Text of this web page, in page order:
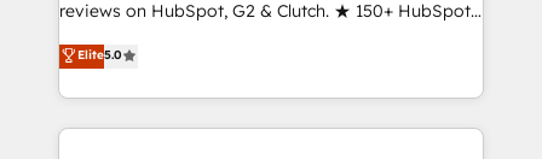
reviews on HubSpot, G2 & Clutch. ★ 150+ HubSpot
Certified Experts & Trainers across the team ★
1,500+ implementations across five continents ★ AI-
First, RevOps-led, Onboarding obsessed ★
Company of the Year 2024/25 INSIDEA helps
Elite5.0